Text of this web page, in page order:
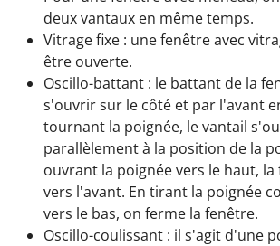
deux vantaux en même temps.
Vitrage fixe : une fenêtre avec
être ouverte.
Oscillo-battant : le battant de la
s'ouvrir sur le côté et par l'avant
tournant la poignée, le vantail
parallèlement à la position de la
ouvrant la poignée vers le haut,
vers l'avant. En tirant la poignée
vers le bas, on ferme la fenêtre.
Oscillo-coulissant : il s'agit d'une